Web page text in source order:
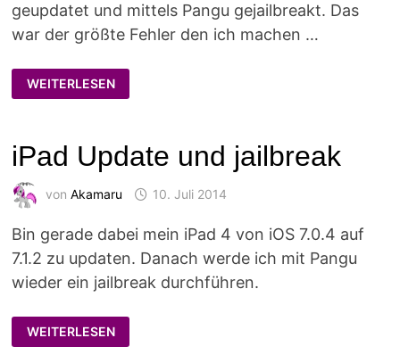
geupdatet und mittels Pangu gejailbreakt. Das
war der größte Fehler den ich machen …
ICH
HASSE
PANGU!
WEITERLESEN
iPad Update und jailbreak
von Akamaru 10. Juli 2014
Bin gerade dabei mein iPad 4 von iOS 7.0.4 auf
7.1.2 zu updaten. Danach werde ich mit Pangu
wieder ein jailbreak durchführen.
IPAD
UPDATE
UND
WEITERLESEN